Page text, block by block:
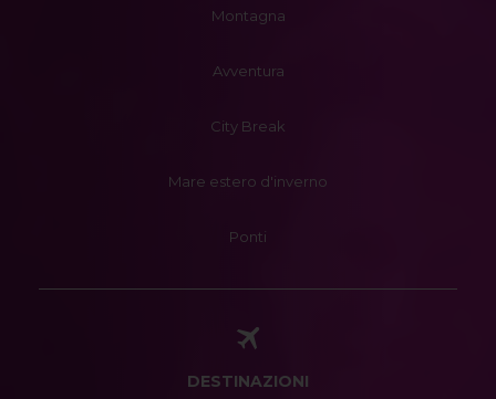
Montagna
Avventura
City Break
Mare estero d'inverno
Ponti
DESTINAZIONI